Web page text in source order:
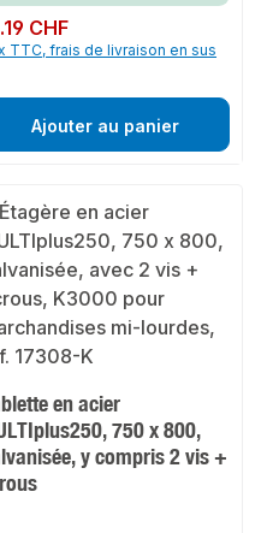
régulier :
CHF
TTC, frais de livraison en sus
Ajouter au panier
en acier
750 x 800,
y compris 2 vis +